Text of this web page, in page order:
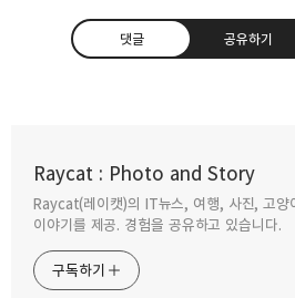
댓글 공유하기
Raycat : Photo and Story
Raycat(레이캣)의 IT뉴스, 여행, 사진, 고양
이야기를 제공. 경험을 공유하고 있습니다.
구독하기
구독하기 카카오톡
사이클
2021.03.26
맥 OS 사이트 접속이 안되거나 인터넷이
느려질때 DNS 재설정